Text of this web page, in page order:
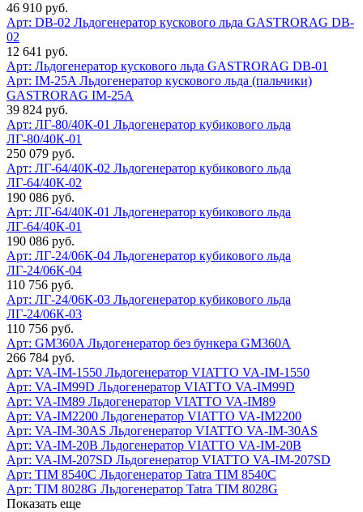
46 910 руб.
Арт: DB-02 Льдогенератор кускового льда GASTRORAG DB-
02
12 641 руб.
Арт: Льдогенератор кускового льда GASTRORAG DB-01
Арт: IM-25A Льдогенератор кускового льда (пальчики)
GASTRORAG IM-25A
39 824 руб.
Арт: ЛГ-80/40К-01 Льдогенератор кубикового льда
ЛГ-80/40К-01
250 079 руб.
Арт: ЛГ-64/40К-02 Льдогенератор кубикового льда
ЛГ-64/40К-02
190 086 руб.
Арт: ЛГ-64/40К-01 Льдогенератор кубикового льда
ЛГ-64/40К-01
190 086 руб.
Арт: ЛГ-24/06К-04 Льдогенератор кубикового льда
ЛГ-24/06К-04
110 756 руб.
Арт: ЛГ-24/06К-03 Льдогенератор кубикового льда
ЛГ-24/06К-03
110 756 руб.
Арт: GM360A Льдогенератор без бункера GM360A
266 784 руб.
Арт: VA‑IM‑1550 Льдогенератор VIATTO VA‑IM‑1550
Арт: VA-IM99D Льдогенератор VIATTO VA-IM99D
Арт: VA-IM89 Льдогенератор VIATTO VA-IM89
Арт: VA-IM2200 Льдогенератор VIATTO VA-IM2200
Арт: VA-IM-30AS Льдогенератор VIATTO VA-IM-30AS
Арт: VA-IM-20B Льдогенератор VIATTO VA-IM-20B
Арт: VA-IM-207SD Льдогенератор VIATTO VA-IM-207SD
Арт: TIM 8540C Льдогенератор Tatra TIM 8540C
Арт: TIM 8028G Льдогенератор Tatra TIM 8028G
Показать еще